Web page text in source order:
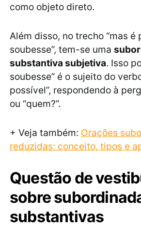
como objeto direto.
Além disso, no trecho “mas é
soubesse”, tem-se uma
substantiva subjetiva. Isso
soubesse” é o sujeito do
possível”, respondendo à
ou “quem?”.
+ Veja também: Orações
reduzidas: conceito, tipos e
Questão de
sobre
substantivas